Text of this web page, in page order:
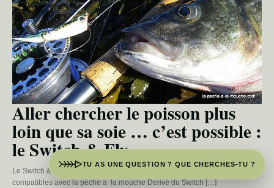
Aller chercher le poisson plus
loin que sa soie … c’est possible :
le Switch & Fly
Le Switch & Fly : teaser des poissons éloignés vers des distances
compatibles avec la pêche à la mouche Dérivé du Switch […]
TU AS UNE QUESTION ? QUE CHERCHES-TU ?